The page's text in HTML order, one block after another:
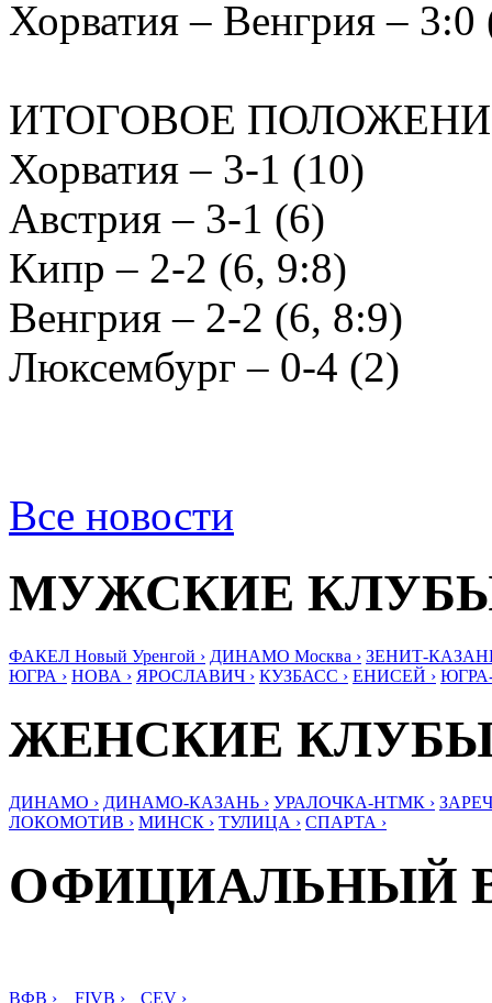
Хорватия – Венгрия –
ИТОГОВОЕ
Хорватия – 3-1 (10)
Австрия – 3-1 (6)
Кипр – 2-2 (6, 9:8)
Венгрия – 2-2 (6, 8:9)
Люксембург – 0-4 (2)
Все новости
МУЖСКИЕ
ФАКЕЛ Новый Уренгой › ДИНАМО Москва › ЗЕНИТ-
ЮГРА › НОВА › ЯРОСЛАВИЧ › КУЗБАСС › ЕНИСЕЙ ›
ЖЕНСКИЕ
ДИНАМО › ДИНАМО-КАЗАНЬ › УРАЛОЧКА-НТМК ›
ЛОКОМОТИВ › МИНСК › ТУЛИЦА › СПАРТА ›
ОФИЦИАЛЬНЫЙ
ВФВ › FIVB › CEV ›